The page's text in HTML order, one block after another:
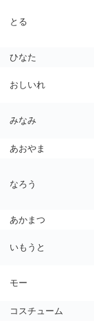
とる
ひなた
おしいれ
みなみ
あおやま
なろう
あかまつ
いもうと
モー
コスチューム